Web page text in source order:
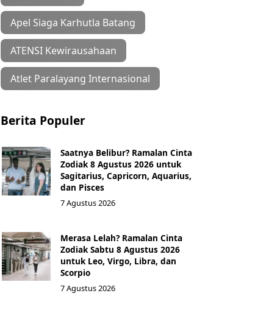
Apel Siaga Karhutla Batang
ATENSI Kewirausahaan
Atlet Paralayang Internasional
Berita Populer
Saatnya Belibur? Ramalan Cinta
Zodiak 8 Agustus 2026 untuk
Sagitarius, Capricorn, Aquarius,
dan Pisces
7 Agustus 2026
Merasa Lelah? Ramalan Cinta
Zodiak Sabtu 8 Agustus 2026
untuk Leo, Virgo, Libra, dan
Scorpio
7 Agustus 2026